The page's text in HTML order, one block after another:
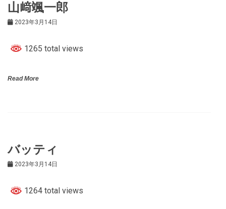
山﨑颯一郎
2023年3月14日
1265 total views
Read More
バッティ
2023年3月14日
1264 total views